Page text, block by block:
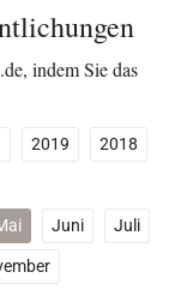
indem Sie das
2019
2018
Juni
Juli